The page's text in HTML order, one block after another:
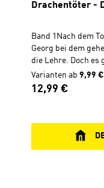
Drachentöter -
Band 1Nach dem
Georg bei dem
die Lehre. Doch es
Sieg. Was hat die
Schlangenzertreter
Georg wird hier
ist als
Varianten ab 9,99 €
Regulärer Preis:
12,99 €